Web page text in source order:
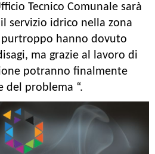
Tecnico Comunale sarà
servizio idrico nella zona
hanno dovuto
ma grazie al lavoro di
potranno finalmente
del problema “.